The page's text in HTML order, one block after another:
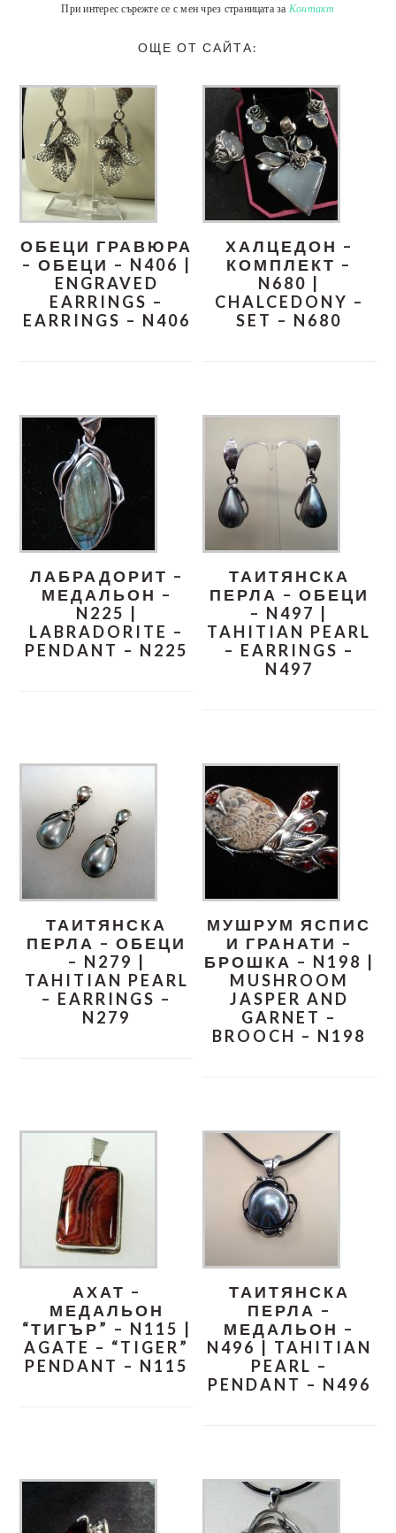
При интерес сърежте се с мен чрез страницата за Контакт
ОЩЕ ОТ САЙТА:
ОБЕЦИ ГРАВЮРА
– ОБЕЦИ – N406 |
ENGRAVED
EARRINGS –
EARRINGS – N406
ХАЛЦЕДОН –
КОМПЛЕКТ –
N680 |
CHALCEDONY –
SET – N680
ЛАБРАДОРИТ –
МЕДАЛЬОН –
N225 |
LABRADORITE –
PENDANT – N225
ТАИТЯНСКА
ПЕРЛА – ОБЕЦИ
– N497 |
TAHITIAN PEARL
– EARRINGS –
N497
ТАИТЯНСКА
ПЕРЛА – ОБЕЦИ
– N279 |
TAHITIAN PEARL
– EARRINGS –
N279
МУШРУМ ЯСПИС
И ГРАНАТИ –
БРОШКА – N198 |
MUSHROOM
JASPER AND
GARNET –
BROOCH – N198
АХАТ –
МЕДАЛЬОН
“ТИГЪР” – N115 |
AGATE – “TIGER”
PENDANT – N115
ТАИТЯНСКА
ПЕРЛА –
МЕДАЛЬОН –
N496 | TAHITIAN
PEARL –
PENDANT – N496